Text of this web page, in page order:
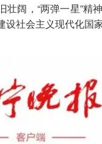
阔，“两弹一星”精
社会主义现代化国